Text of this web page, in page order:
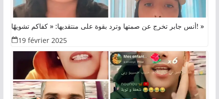
أنس جابر تخرج عن صمتها وترد بقوة على منتقديها: « كفاكم تشويهًا! »
19 février 2025